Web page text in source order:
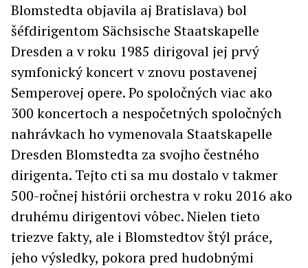
Blomstedta objavila aj Bratislava) bol
šéfdirigentom Sächsische Staatskapelle
Dresden a v roku 1985 dirigoval jej prvý
symfonický koncert v znovu postavenej
Semperovej opere. Po spoločných viac ako
300 koncertoch a nespočetných spoločných
nahrávkach ho vymenovala Staatskapelle
Dresden Blomstedta za svojho čestného
dirigenta. Tejto cti sa mu dostalo v takmer
500-ročnej histórii orchestra v roku 2016 ako
druhému dirigentovi vôbec. Nielen tieto
triezve fakty, ale i Blomstedtov štýl práce,
jeho výsledky, pokora pred hudobnými